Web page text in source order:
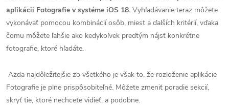
aplikácii Fotografie v systéme iOS 18. Vyhľadávanie teraz môžete
vykonávať pomocou kombinácií osôb, miest a ďalších kritérií, vďaka
čomu môžete ľahšie ako kedykoľvek predtým nájsť konkrétne
fotografie, ktoré hľadáte.
Azda najdôležitejšie zo všetkého je však to, že rozloženie aplikácie
Fotografie je plne prispôsobiteľné. Môžete zmeniť poradie sekcií,
skryť tie, ktoré nechcete vidieť, a podobne.